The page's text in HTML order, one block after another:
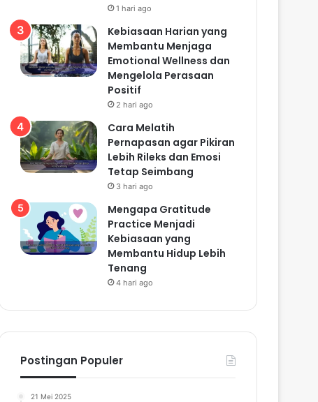
1 hari ago
Kebiasaan Harian yang
Membantu Menjaga
Emotional Wellness dan
Mengelola Perasaan
Positif
2 hari ago
Cara Melatih
Pernapasan agar Pikiran
Lebih Rileks dan Emosi
Tetap Seimbang
3 hari ago
Mengapa Gratitude
Practice Menjadi
Kebiasaan yang
Membantu Hidup Lebih
Tenang
4 hari ago
Postingan Populer
21 Mei 2025